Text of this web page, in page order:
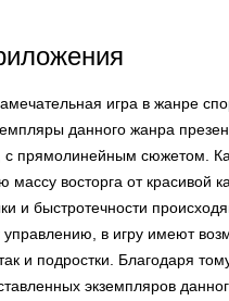
игра в жанре
данного жанра
с прямолинейным сюжетом.
восторга от красивой
и быстротечности
в игру имеют
и подростки. Благодаря
экземпляров